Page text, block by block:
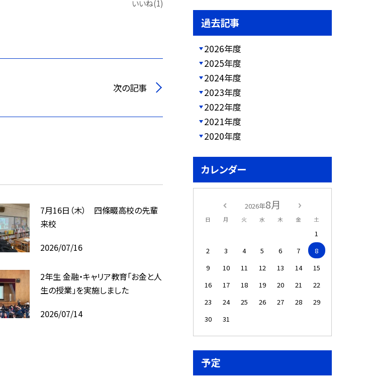
いいね(1)
次の記事
7月16日（木） 四條畷高校の先輩
来校
2026/07/16
2年生 金融・キャリア教育「お金と人
生の授業」を実施しました
2026/07/14
過去記事
2026年度
2025年度
2024年度
2023年度
2022年度
2021年度
2020年度
カレンダー
2026年8月
日 月 火 水 木 金 土
1
2
3 4 5 6 7
8
9
10 11 12 13 14
15
16
17 18 19 20 21
22
23
24 25 26 27 28
29
30
31
予定